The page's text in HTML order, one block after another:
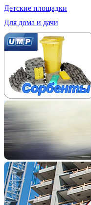
Детские площадки
Для дома и дачи